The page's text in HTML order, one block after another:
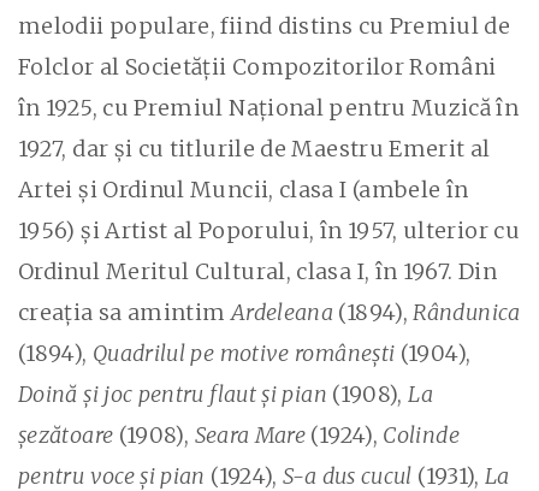
melodii populare, fiind distins cu Premiul de
Folclor al Societății Compozitorilor Români
în 1925, cu Premiul Național pentru Muzică în
1927, dar și cu titlurile de Maestru Emerit al
Artei și Ordinul Muncii, clasa I (ambele în
1956) și Artist al Poporului, în 1957, ulterior cu
Ordinul Meritul Cultural, clasa I, în 1967. Din
creația sa amintimArdeleana (1894),Rândunica
(1894), Quadrilul pe motive românești (1904),
Doină și joc pentru flaut și pian (1908),La
şezătoare (1908), Seara Mare (1924), Colinde
pentru voce şi pian (1924),S-a dus cucul (1931), La